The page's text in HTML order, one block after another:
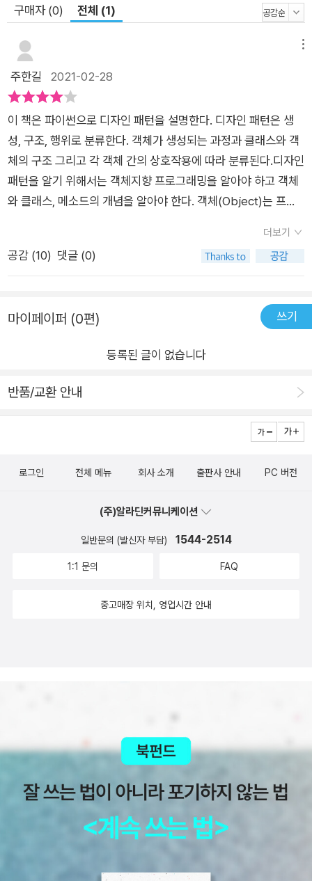
턴을 소개한다. 커맨드 패턴과 마찬가지로 템플릿 메소드 패턴은
예제를 살펴보고 할리우드 원칙을 소개한다. 9장, '모델-뷰-컨트
롤러 - 컴파운드 패턴'에서는 컴파운드 패턴을 다룬다. 모델-뷰-
컨트롤러 디자인 패턴이 언제 어떻게 사용되는지 알아본다. MV
이를 기반으로 한다. 토네이도(페이스북에서 사용하는 프레임워
크)로 구현한 애플리케이션 예제를 작성하고 MVC 패턴을 학습
해본다. 10장, '상태 디자인 패턴'에서는 커맨드 디자인 패턴과 템
플릿 디자인 패턴과 같은 행위 패턴인 상태 디자인 패턴을 소개한
다. 이 패턴이 소프트웨어 설계에서 어 떻게 사용되는지 알아본
다. 11장, '안티 패턴'은 소프트웨어 아키텍트 또는 개발자로서 해
서는 안될 행동을 설명하는 안티 패턴을 소개한다.
구매자 (0) 전체 (1)
주한길 2021-02-28
이 책은 파이썬으로 디자인 패턴을 설명한다. 디자인 패턴은 생
성, 구조, 행위로 분류한다. 객체가 생성되는 과정과 클래스와 객
체의 구조 그리고 각 객체 간의 상호작용에 따라 분류된다.디자인
패턴을 알기 위해서는 객체지향 프로그래밍을 알아야 하고 객체
와 클래스, 메소드의 개념을 알아야 한다. 객체(Object)는 프로
동을 포함하는 객체를 정의한다. 메소드(Method)는 객체의 행
동을 나타내며 속성을 조작하고 태스크를 수행한다. 객체지향 프
로그래밍(OOP)의 주요기능에는 캡슐화(Encapsulation), 다형
성(Polymorphism), 상속(Inheritance), 추상화(Abstraction),
구성(Composition) 등이 있다.객체지향 디자인의 기본 원칙으
원칙(Interface Segregation Principle), 제어 역전 원칙(Inve
bility Principle) 등이 있다.개방-패쇄 원칙이란 클래스와 객체,
메소드 모두 확장에는 개방적이고 변경에는 폐쇄적이어야 한다
는 원칙이다. 인터페이스 분리 원칙이란 클라이언트는 인터페이
구현이 추상화에 의존애햐 한다는 원칙이다. 단일 책임 원칙이란
더보기
공감 (10) 댓글 (0)
마이페이퍼 (0편) 쓰기
등록된 글이 없습니다
반품/교환 안내
로그인 전체 메뉴 회사 소개 출판사 안내 PC 버전
(주)알라딘커뮤니케이션
일반문의 (발신자 부담) 1544-2514
1:1 문의 FAQ
중고매장 위치, 영업시간 안내